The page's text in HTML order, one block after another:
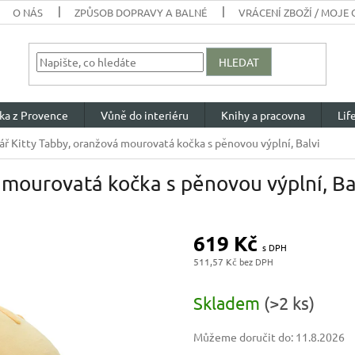
O NÁS ZPŮSOB DOPRAVY A BALNÉ VRÁCENÍ ZBOŽÍ / MOJE
HLEDAT
z Provence Vůně do interiéru Knihy a pracovna
Kitty Tabby, oranžová mourovatá kočka s pěnovou výplní, Balvi
kočka s pěnovou výplní,
619 Kč
511,57 Kč
cena:
Skladem (>2 ks)
Můžeme doručit do: 11.8.2026